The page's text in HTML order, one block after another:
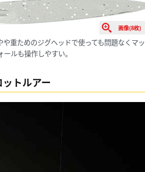
画像(8枚)
重ためのジグヘッドで使っても問題なくマッ
ルも操作しやすい。
トルアー